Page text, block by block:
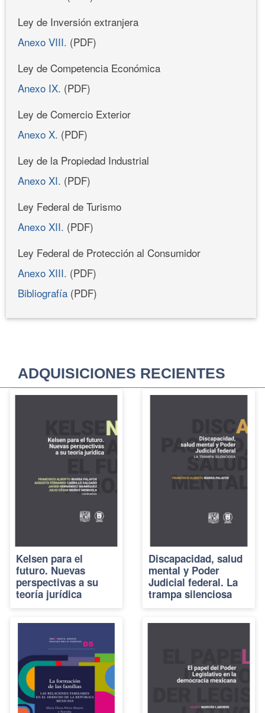
Ley de Inversión extranjera
Anexo VIII. (PDF)
Ley de Competencia Económica
Anexo IX. (PDF)
Ley de Comercio Exterior
Anexo X. (PDF)
Ley de la Propiedad Industrial
Anexo XI. (PDF)
Ley Federal de Turismo
Anexo XII. (PDF)
Ley Federal de Protección al Consumidor
Anexo XIII. (PDF)
Bibliografía (PDF)
ADQUISICIONES RECIENTES
Kelsen para el
futuro. Nuevas
perspectivas a su
teoría jurídica
Discapacidad, salud
mental y Poder
Judicial federal. La
trampa silenciosa